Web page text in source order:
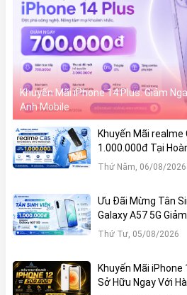
Khuyến Mãi iPhone 14 Plus: Giảm
Anh Mobile
Khuyến Mãi realme
1.000.000đ Tại
Thứ Năm, 06/08/2026
Ưu Đãi Mừng Tân
Galaxy A57 5G
Thứ Tư, 05/08/2026
Khuyến Mãi iPhone
Sở Hữu Ngay Với